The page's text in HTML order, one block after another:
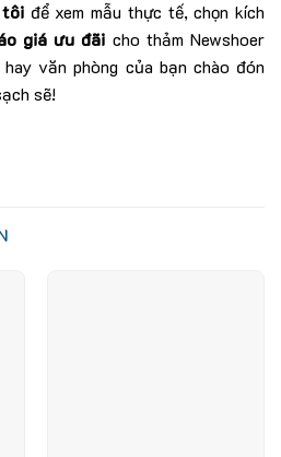
tôiđể xem mẫu thực tế, chọn kích
giá ưu đãi cho thảm Newshoer
văn phòng của bạn chào đón
sẽ!